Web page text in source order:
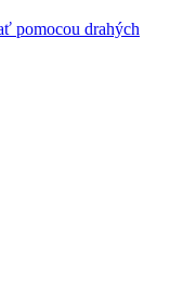
pomocou drahých